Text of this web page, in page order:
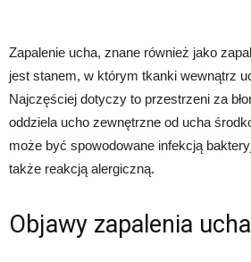
Zapalenie ucha, znane również jako
jest stanem, w którym tkanki wewnątrz
Najczęściej dotyczy to przestrzeni za
oddziela ucho zewnętrzne od ucha
może być spowodowane infekcją
także reakcją alergiczną.
Objawy zapalenia ucha